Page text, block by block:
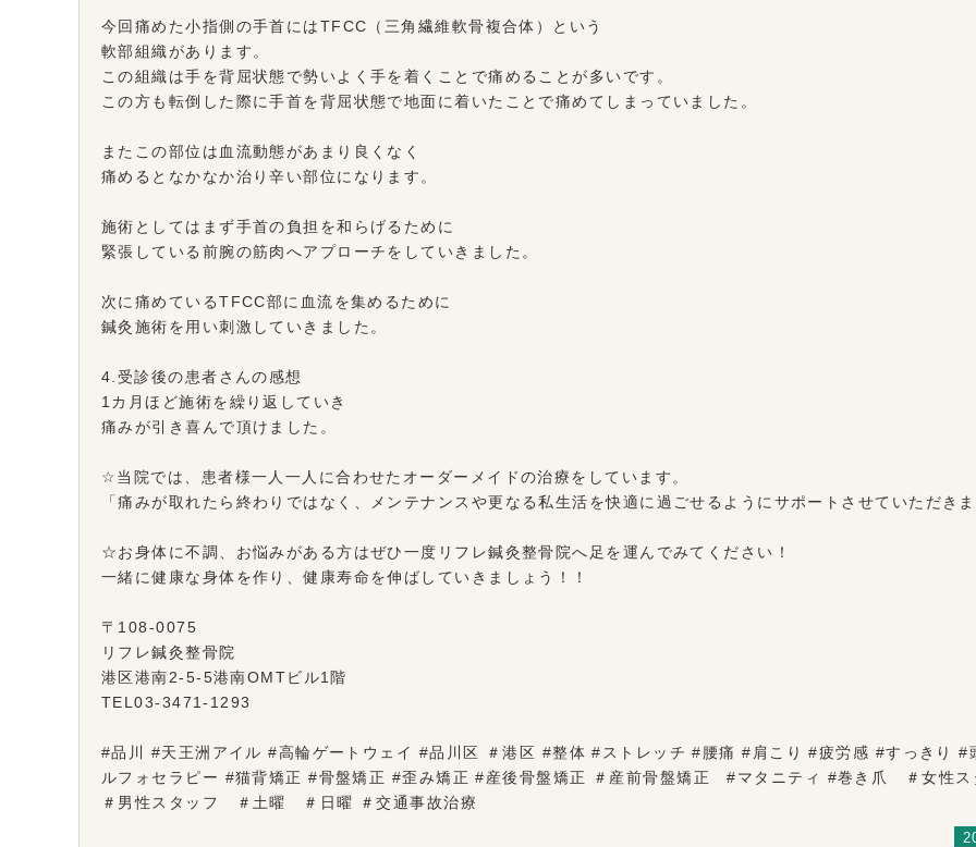
今回痛めた小指側の手首にはTFCC（三角繊維軟骨複合体）という
軟部組織があります。
この組織は手を背屈状態で勢いよく手を着くことで痛めることが多いです。
この方も転倒した際に手首を背屈状態で地面に着いたことで痛めてしまっていました。
またこの部位は血流動態があまり良くなく
痛めるとなかなか治り辛い部位になります。
施術としてはまず手首の負担を和らげるために
緊張している前腕の筋肉へアプローチをしていきました。
次に痛めているTFCC部に血流を集めるために
鍼灸施術を用い刺激していきました。
4.受診後の患者さんの感想
1カ月ほど施術を繰り返していき
痛みが引き喜んで頂けました。
☆当院では、患者様一人一人に合わせたオーダーメイドの治療をしています。
「痛みが取れたら終わりではなく、メンテナンスや更なる私生活を快適に過ごせるようにサポートさせていただき
☆お身体に不調、お悩みがある方はぜひ一度リフレ鍼灸整骨院へ足を運んでみてください！
一緒に健康な身体を作り、健康寿命を伸ばしていきましょう！！
〒108-0075
リフレ鍼灸整骨院
港区港南2-5-5港南OMTビル1階
TEL03-3471-1293
#品川 #天王洲アイル #高輪ゲートウェイ #品川区 ＃港区 #整体 #ストレッチ #腰痛 #肩こり #疲労感 #すっきり #
ルフォセラピー #猫背矯正 #骨盤矯正 #歪み矯正 #産後骨盤矯正 ＃産前骨盤矯正 #マタニティ #巻き爪 ＃女性
＃男性スタッフ ＃土曜 ＃日曜 ＃交通事故治療